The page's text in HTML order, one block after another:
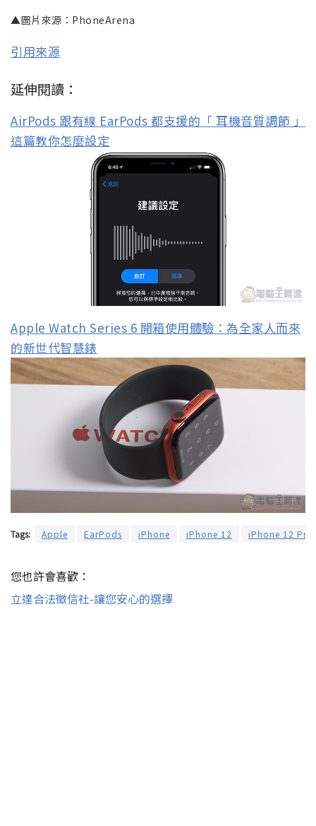
▲圖片來源：PhoneArena
引用來源
延伸閱讀：
AirPods 跟有線 EarPods 都支援的「 耳機音質調節 」
這篇教你怎麼設定
Apple Watch Series 6 開箱使用體驗：為全家人而來
的新世代智慧錶
Tags: Apple EarPods iPhone iPhone 12 iPhone 12 Pro
您也許會喜歡：
立達合法徵信社-讓您安心的選擇